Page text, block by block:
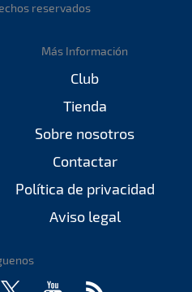
reservados
Más Información
Club
Tienda
Sobre nosotros
Contactar
Política de privacidad
Aviso legal